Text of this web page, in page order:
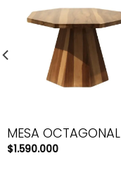
MESA OCTAGONAL
$1.590.000